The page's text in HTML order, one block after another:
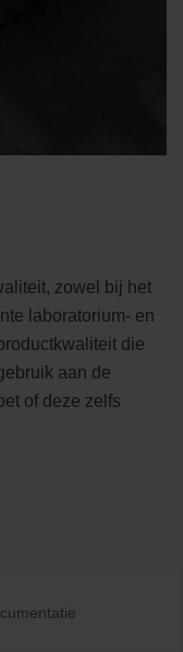
zowel bij het
laboratorium- en
die
aan de
of deze zelfs